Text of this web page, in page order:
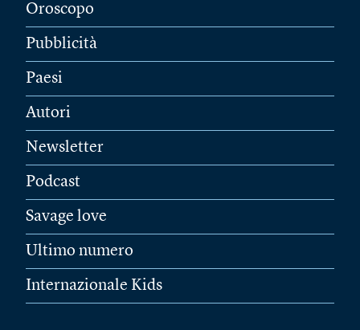
Oroscopo
Pubblicità
Paesi
Autori
Newsletter
Podcast
Savage love
Ultimo numero
Internazionale Kids